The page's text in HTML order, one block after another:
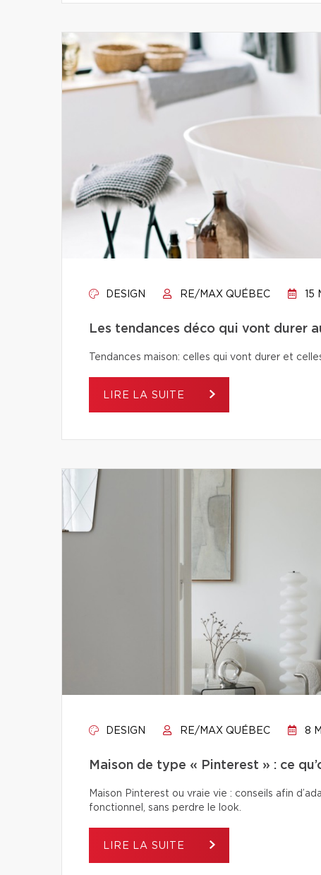
DESIGN RE/MAX QUÉBEC 15
Les tendances déco qui vont durer
Tendances maison: celles qui vont durer et
LIRE LA SUITE
DESIGN RE/MAX QUÉBEC 8
Maison de type « Pinterest » : ce
Maison Pinterest ou vraie vie : conseils afin
fonctionnel, sans perdre le look.
LIRE LA SUITE